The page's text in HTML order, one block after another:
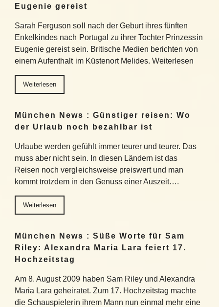
Eugenie gereist
Sarah Ferguson soll nach der Geburt ihres fünften
Enkelkindes nach Portugal zu ihrer Tochter Prinzessin
Eugenie gereist sein. Britische Medien berichten von
einem Aufenthalt im Küstenort Melides. Weiterlesen
Weiterlesen
München News : Günstiger reisen: Wo
der Urlaub noch bezahlbar ist
Urlaube werden gefühlt immer teurer und teurer. Das
muss aber nicht sein. In diesen Ländern ist das
Reisen noch vergleichsweise preiswert und man
kommt trotzdem in den Genuss einer Auszeit….
Weiterlesen
München News : Süße Worte für Sam
Riley: Alexandra Maria Lara feiert 17.
Hochzeitstag
Am 8. August 2009 haben Sam Riley und Alexandra
Maria Lara geheiratet. Zum 17. Hochzeitstag machte
die Schauspielerin ihrem Mann nun einmal mehr eine